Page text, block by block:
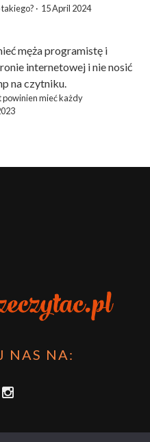
takiego? · 15 April 2024
męża programistę i
internetowej i nie nosić
na czytniku.
powinien mieć każdy
NAS NA: